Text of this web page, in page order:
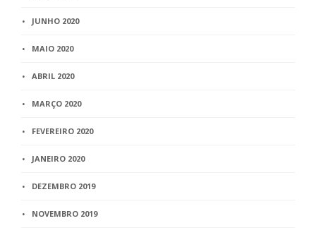
JUNHO 2020
MAIO 2020
ABRIL 2020
MARÇO 2020
FEVEREIRO 2020
JANEIRO 2020
DEZEMBRO 2019
NOVEMBRO 2019